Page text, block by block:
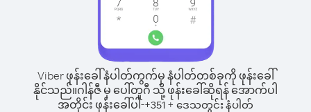
Viber ဖုန်းခေါ်နံပါတ်ကွက်မှ နံပါတ်တစ်ခုကို ဖုန်းခေါ်
နိုင်သည်။ဂါန်ဇီ မှ ပေါ်တူဂီ သို့ ဖုန်းခေါ်ဆိုရန် အောက်ပါ
အတိုင်း ဖုန်းခေါ်ပါ-+351 + ဒေသတွင်း နံပါတ်